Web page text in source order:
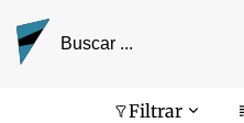
Filtrar
Pantalla de